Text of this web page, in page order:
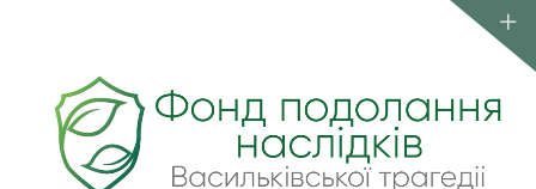
ПУБЛІКАЦІЇ
КОНТАКТИ